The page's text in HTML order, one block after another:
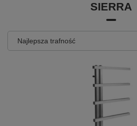
SIERRA
Najlepsza trafność